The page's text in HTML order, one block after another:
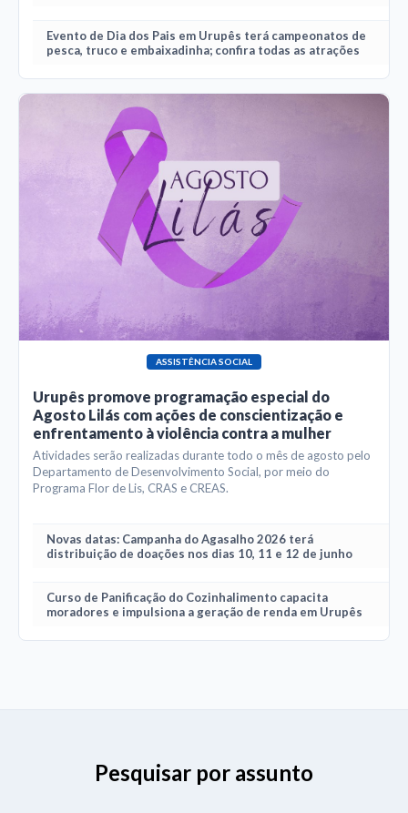
Evento de Dia dos Pais em Urupês terá campeonatos de
pesca, truco e embaixadinha; confira todas as atrações
ASSISTÊNCIA SOCIAL
Urupês promove programação especial do
Agosto Lilás com ações de conscientização e
enfrentamento à violência contra a mulher
Atividades serão realizadas durante todo o mês de agosto pelo
Departamento de Desenvolvimento Social, por meio do
Programa Flor de Lis, CRAS e CREAS.
Novas datas: Campanha do Agasalho 2026 terá
distribuição de doações nos dias 10, 11 e 12 de junho
Curso de Panificação do Cozinhalimento capacita
moradores e impulsiona a geração de renda em Urupês
Pesquisar por assunto